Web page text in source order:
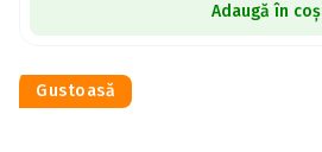
Adaugă în coș
Gustoasă